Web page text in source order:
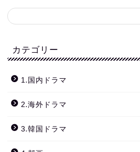
カテゴリー
1.国内ドラマ
2.海外ドラマ
3.韓国ドラマ